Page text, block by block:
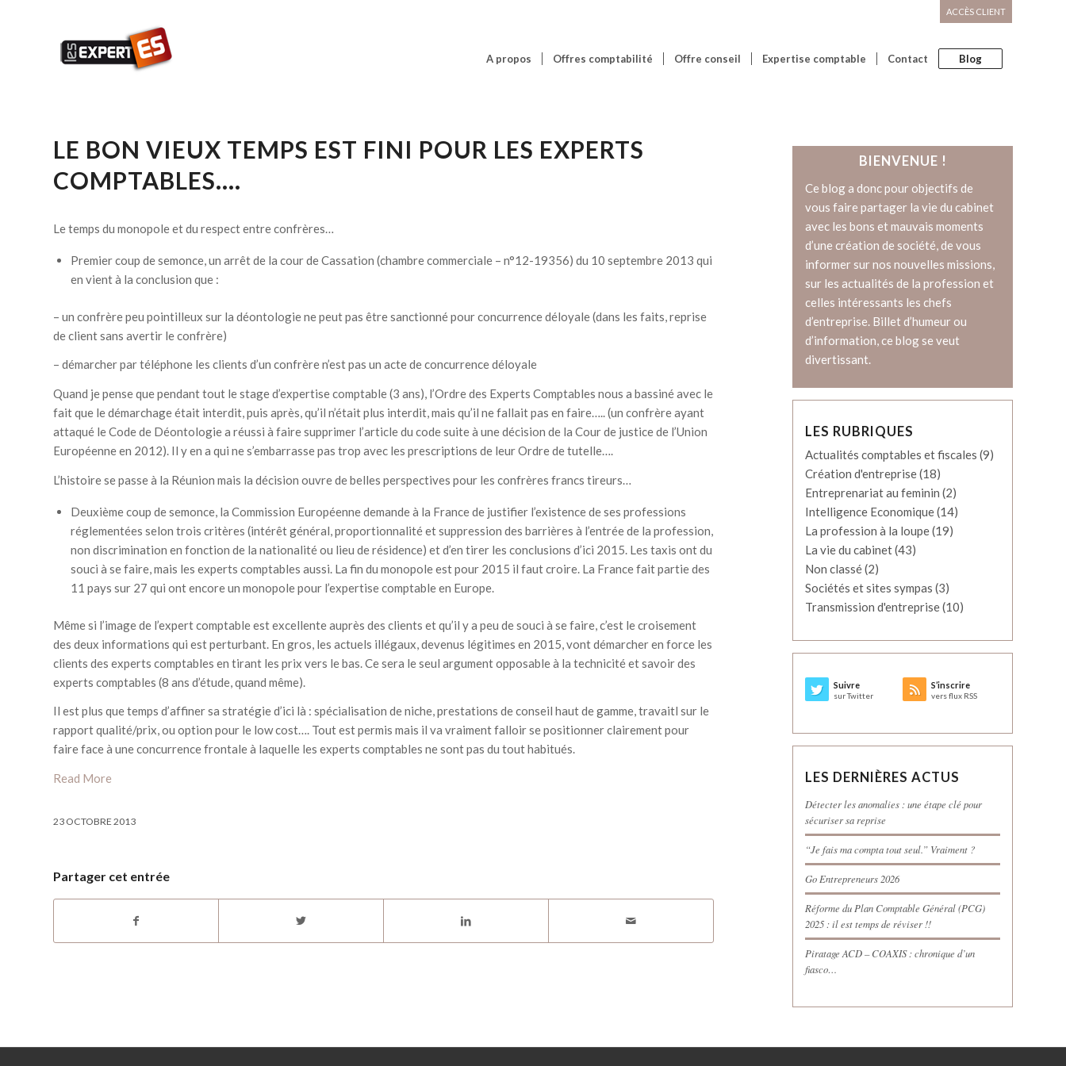
ACCÈS CLIENT
A propos Offres comptabilité Offre conseil Expertise comptable Contact Blog
LE BON VIEUX TEMPS EST FINI POUR LES EXPERTS
COMPTABLES….
Le temps du monopole et du respect entre confrères…
Premier coup de semonce, un arrêt de la cour de Cassation (chambre commerciale – n°12-19356) du 10 septembre 2013 qui
en vient à la conclusion que :
– un confrère peu pointilleux sur la déontologie ne peut pas être sanctionné pour concurrence déloyale (dans les faits, reprise
de client sans avertir le confrère)
– démarcher par téléphone les clients d’un confrère n’est pas un acte de concurrence déloyale
Quand je pense que pendant tout le stage d’expertise comptable (3 ans), l’Ordre des Experts Comptables nous a bassiné avec le
fait que le démarchage était interdit, puis après, qu’il n’était plus interdit, mais qu’il ne fallait pas en faire….. (un confrère ayant
attaqué le Code de Déontologie a réussi à faire supprimer l’article du code suite à une décision de la Cour de justice de l’Union
Européenne en 2012). Il y en a qui ne s’embarrasse pas trop avec les prescriptions de leur Ordre de tutelle….
L’histoire se passe à la Réunion mais la décision ouvre de belles perspectives pour les confrères francs tireurs…
Deuxième coup de semonce, la Commission Européenne demande à la France de justifier l’existence de ses professions
réglementées selon trois critères (intérêt général, proportionnalité et suppression des barrières à l’entrée de la profession,
non discrimination en fonction de la nationalité ou lieu de résidence) et d’en tirer les conclusions d’ici 2015. Les taxis ont du
souci à se faire, mais les experts comptables aussi. La fin du monopole est pour 2015 il faut croire. La France fait partie des
11 pays sur 27 qui ont encore un monopole pour l’expertise comptable en Europe.
Même si l’image de l’expert comptable est excellente auprès des clients et qu’il y a peu de souci à se faire, c’est le croisement
des deux informations qui est perturbant. En gros, les actuels illégaux, devenus légitimes en 2015, vont démarcher en force les
clients des experts comptables en tirant les prix vers le bas. Ce sera le seul argument opposable à la technicité et savoir des
experts comptables (8 ans d’étude, quand même).
Il est plus que temps d’affiner sa stratégie d’ici là : spécialisation de niche, prestations de conseil haut de gamme, travaitl sur le
rapport qualité/prix, ou option pour le low cost…. Tout est permis mais il va vraiment falloir se positionner clairement pour
faire face à une concurrence frontale à laquelle les experts comptables ne sont pas du tout habitués.
Read More
23 OCTOBRE 2013
Partager cet entrée
BIENVENUE !
Ce blog a donc pour objectifs de
vous faire partager la vie du cabinet
avec les bons et mauvais moments
d’une création de société, de vous
informer sur nos nouvelles missions,
sur les actualités de la profession et
celles intéressants les chefs
d’entreprise. Billet d’humeur ou
d’information, ce blog se veut
divertissant.
LES RUBRIQUES
Actualités comptables et fiscales (9)
Création d'entreprise(18)
Entreprenariat au feminin (2)
Intelligence Economique(14)
La profession à la loupe(19)
La vie du cabinet(43)
Non classé(2)
Sociétés et sites sympas (3)
Transmission d'entreprise(10)
Suivre
sur Twitter
S’inscrire
vers flux RSS
LES DERNIÈRES ACTUS
Détecter les anomalies : une étape clé pour
sécuriser sa reprise
“Je fais ma compta tout seul.” Vraiment ?
Go Entrepreneurs 2026
Réforme du Plan Comptable Général (PCG)
2025 : il est temps de réviser !!
Piratage ACD – COAXIS : chronique d’un
fiasco…